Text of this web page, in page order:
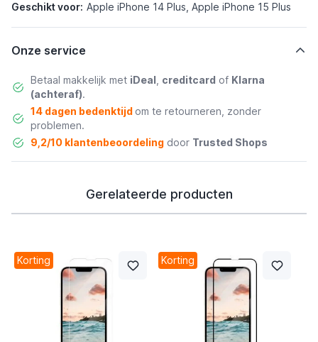
Geschikt voor: Apple iPhone 14 Plus, Apple iPhone 15 Plus
Onze service
Betaal makkelijk met iDeal creditcard of Klarna
(achteraf).
14 dagen bedenktijd om te retourneren, zonder
problemen.
9,2/10 klantenbeoordelingdoor Trusted Shops
Gerelateerde producten
Korting Korting